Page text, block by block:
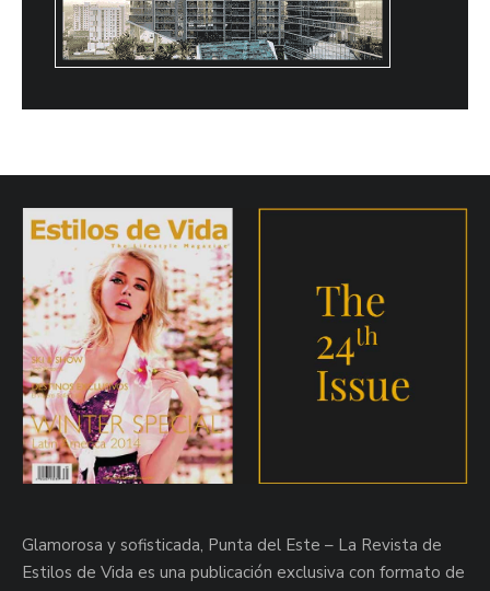
Glamorosa y sofisticada, Punta del Este – La Revista de
Estilos de Vida es una publicación exclusiva con formato de